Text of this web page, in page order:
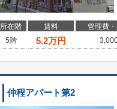
所在階 賃料 管理費
5階
5.2万円
仲程アパート第2